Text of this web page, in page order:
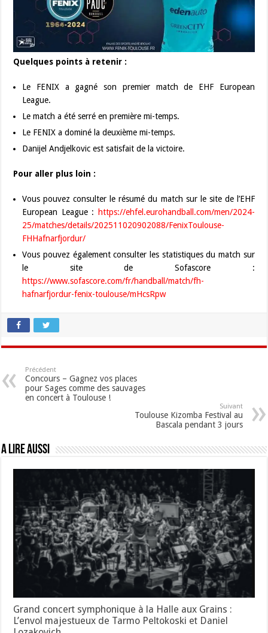
Quelques points à retenir :
Le FENIX a gagné son premier match de EHF European
League.
Le match a été serré en première mi-temps.
Le FENIX a dominé la deuxième mi-temps.
Danijel Andjelkovic est satisfait de la victoire.
Pour aller plus loin :
Vous pouvez consulter le résumé du match sur le site de l’EHF
European League :
https://ehfel.eurohandball.com/men/2024-
25/matches/details/202511020902088/FenixToulouse-
FHHafnarfjordur/
Vous pouvez également consulter les statistiques du match sur
le site de Sofascore :
https://www.sofascore.com/fr/handball/match/fh-
hafnarfjordur-fenix-toulouse/mHcsRpw
Précédent
Concours – Gagnez vos places
pour Sages comme des sauvages
en concert à Toulouse !
Suivant
Toulouse Kizomba Festival au
Bascala pendant 3 jours
A lire aussi
Grand concert symphonique à la Halle aux Grains :
L’envol majestueux de Tarmo Peltokoski et Daniel